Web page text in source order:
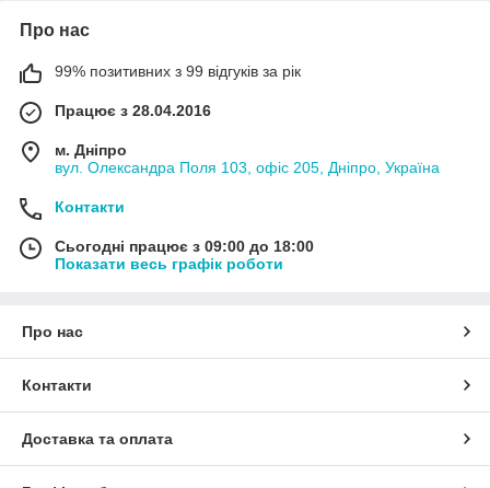
Про нас
99% позитивних з 99 відгуків за рік
Працює з 28.04.2016
м. Дніпро
вул. Олександра Поля 103, офіс 205, Дніпро, Україна
Контакти
Сьогодні працює з 09:00 до 18:00
Показати весь графік роботи
Про нас
Контакти
Доставка та оплата